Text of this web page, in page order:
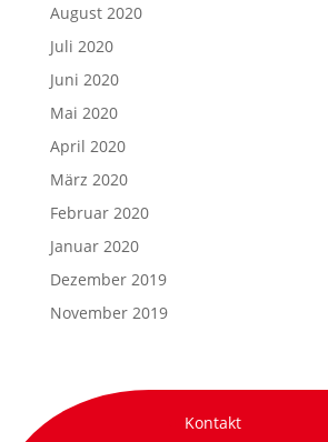
August 2020
Juli 2020
Juni 2020
Mai 2020
April 2020
März 2020
Februar 2020
Januar 2020
Dezember 2019
November 2019
Kontakt